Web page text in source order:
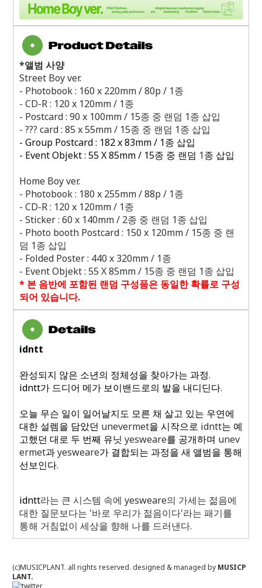
*앨범 사양
Street Boy ver.
- Photobook : 160 x 220mm / 80p / 1종
- CD-R : 120 x 120mm / 1종
- Postcard : 90 x 100mm / 15종 중 랜덤 1종 삽입
- ??? card : 85 x 55mm / 15종 중 랜덤 1종 삽입
- Group Postcard : 182 x 83mm / 1종 삽입
- Event Objekt : 55 X 85mm / 15종 중 랜덤 1종 삽입
Home Boy ver.
- Photobook : 180 x 255mm / 88p / 1종
- CD-R : 120 x 120mm / 1종
- Sticker : 60 x 140mm / 2종 중 랜덤 1종 삽입
- Photo booth Postcard : 150 x 120mm / 15종 중 랜
덤 1종 삽입
- Folded Poster : 440 x 320mm / 1종
- Event Objekt : 55 X 85mm / 15종 중 랜덤 1종 삽입
* 본 음반에 포함된 랜덤 구성품은 동일한 확률로 구성
되어 있습니다.
idntt
완성되지 않은 소년의 정체성을 찾아가는 과정.
idntt가 드디어 메가 보이밴드로의 발을 내디딘다.
오늘 무슨 일이 일어날지도 모른 채 살고 있는 우연에
대한 설렘을 담았던 unevermet을 시작으로 idntt는 예
고했던 대로 두 번째 유닛 yesweare를 공개하며 unev
ermet과yesweare가 결합되는 과정을 새 앨범을 통해
선보인다.
idntt라는 큰 시스템 속에 yesweare의 가세는 젊음에
대한 질문보다는 '바로 우리가 젊음이다'라는 패기를
통해 거침없이 세상을 향해 나를 드러낸다.
(c)MUSICPLANT. all rights reserved. designed & managed by MUSICP
LANT.